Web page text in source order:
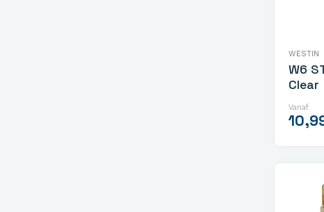
WESTIN
W6
Clear
Vanaf